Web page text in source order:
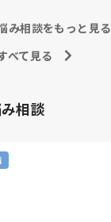
み相談をもっと見る
べて見る
相談